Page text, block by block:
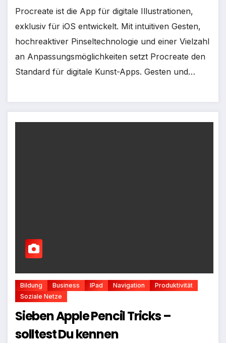
Procreate ist die App für digitale Illustrationen,
exklusiv für iOS entwickelt. Mit intuitiven Gesten,
hochreaktiver Pinseltechnologie und einer Vielzahl
an Anpassungsmöglichkeiten setzt Procreate den
Standard für digitale Kunst-Apps. Gesten und…
Bildung Business IPad Navigation
Produktivität
Soziale Netze
Sieben Apple Pencil Tricks –
solltest Du kennen